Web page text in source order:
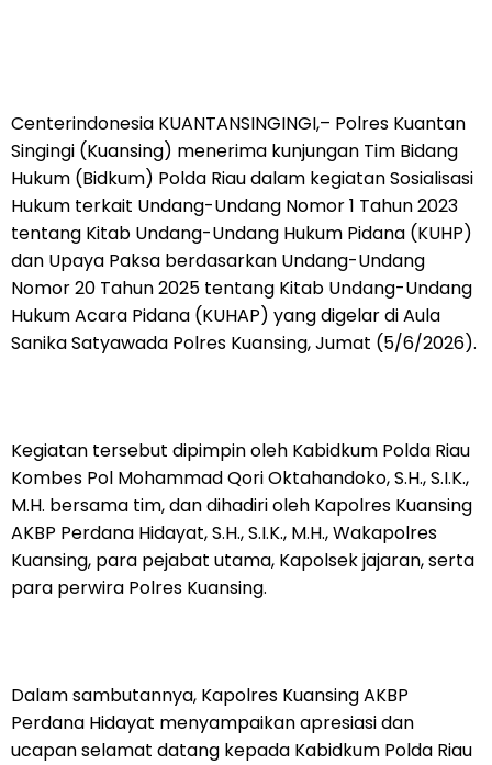
Centerindonesia KUANTANSINGINGI,– Polres Kuantan
Singingi (Kuansing) menerima kunjungan Tim Bidang
Hukum (Bidkum) Polda Riau dalam kegiatan Sosialisasi
Hukum terkait Undang-Undang Nomor 1 Tahun 2023
tentang Kitab Undang-Undang Hukum Pidana (KUHP)
dan Upaya Paksa berdasarkan Undang-Undang
Nomor 20 Tahun 2025 tentang Kitab Undang-Undang
Hukum Acara Pidana (KUHAP) yang digelar di Aula
Sanika Satyawada Polres Kuansing, Jumat (5/6/2026).
Kegiatan tersebut dipimpin oleh Kabidkum Polda Riau
Kombes Pol Mohammad Qori Oktahandoko, S.H., S.I.K.,
M.H. bersama tim, dan dihadiri oleh Kapolres Kuansing
AKBP Perdana Hidayat, S.H., S.I.K., M.H., Wakapolres
Kuansing, para pejabat utama, Kapolsek jajaran, serta
para perwira Polres Kuansing.
Dalam sambutannya, Kapolres Kuansing AKBP
Perdana Hidayat menyampaikan apresiasi dan
ucapan selamat datang kepada Kabidkum Polda Riau